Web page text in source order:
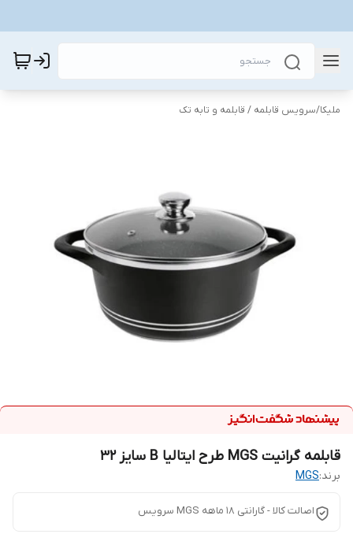
ملیکا/سرویس قابلمه / قابلمه و تابه تک
قابلمه گرانیت MGS طرح ایتالیا B سایز 32
برند:MGS
اصالت کالا - گارانتی 18 ماهه MGS سرویس